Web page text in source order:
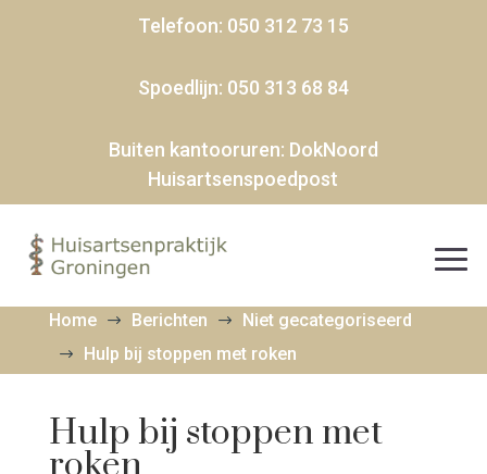
Telefoon: 050 312 73 15
Spoedlijn: 050 313 68 84
Buiten kantooruren: DokNoord
Huisartsenspoedpost
Home $ Berichten $ Niet gecategoriseerd
$ Hulp bij stoppen met roken
Hulp bij stoppen met